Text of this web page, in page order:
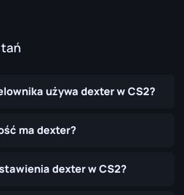
używa dexter w CS2?
ma dexter?
dexter w CS2?